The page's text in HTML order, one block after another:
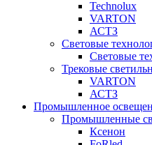
Technolux
VARTON
АСТЗ
Световые
Световые
Трековые
VARTON
АСТЗ
Промышленное
Промышленные
Ксенон